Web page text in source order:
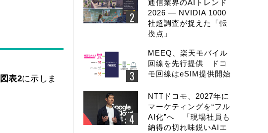
図表2に示しま
通信業界のAIトレンド
2026 ― NVIDIA 1000
社超調査が捉えた「転
換点」
MEEQ、楽天モバイル
回線を先行提供 ドコ
モ回線はeSIM提供開始
NTTドコモ、2027年に
マーケティングを“フル
AI化”へ 「現場社員も
納得の切れ味鋭いAIエ